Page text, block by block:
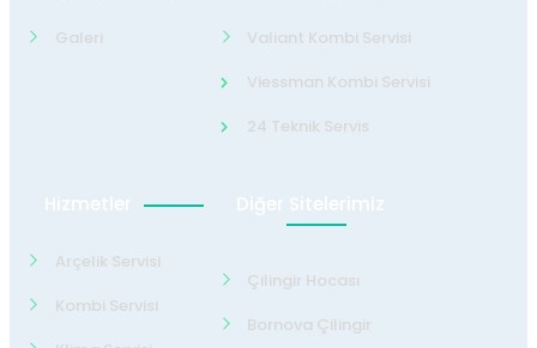
Galeri
Valiant Kombi Servisi
Viessman Kombi Servisi
24 Teknik Servis
Hizmetler
Arçelik Servisi
Kombi Servisi
Diğer Sitelerimiz
Çilingir Hocası
Bornova Çilingir